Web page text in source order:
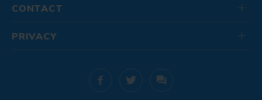
CONTACT
PRIVACY